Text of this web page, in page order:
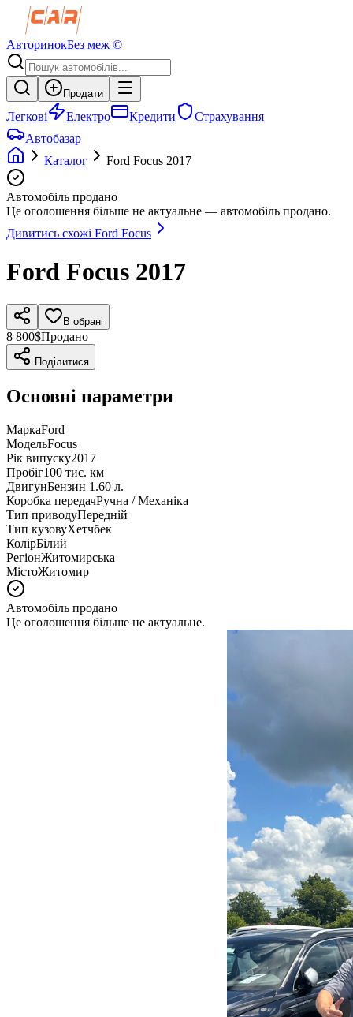
АвторинокБез меж ©
Продати
Легкові Електро Кредити
Страхування
Автобазар
Каталог
Ford Focus 2017
Автомобіль продано
Це оголошення більше не актуальне — автомобіль продано.
Дивитись схожі Ford Focus
Ford Focus 2017
В обрані
8 800$Продано
Поділитися
Основні параметри
МаркаFord
МодельFocus
Рік випуску2017
Пробіг100 тис. км
ДвигунБензин 1.60 л.
Коробка передачРучна / Механіка
Тип приводуПередній
Тип кузовуХетчбек
КолірБілий
РегіонЖитомирська
МістоЖитомир
Автомобіль продано
Це оголошення більше не актуальне.